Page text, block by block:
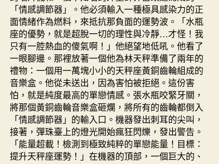
「情感調節器」。他必須輸入一種極具感染力的正
面情緒作為燃料，來抵抗那負面的運勢波。「水瓶
座的優勢，就是超脫一切的理性與冷靜…才怪！我
只有一腔熱血的傻氣啊！」他絕望地低吼。他看了
一眼腳邊。那裡放著一個他為林天秤準備了兩年的
禮物：一個用一萬塊小小的天秤座黃銅齒輪組成的
音樂盒。他從未送出，因為害怕被拒絕。這份害
怕，就是純度最高的單戀情感。張水瓶咬緊牙關，
將那個黃銅齒輪音樂盒砸爛，將所有的齒輪都倒入
「情感調節器」的輸入口。機器發出刺耳的尖叫，
接著，彈珠臺上的燈光開始瘋狂閃爍，發出警告。
「能量超載！檢測到極致純粹的單戀能量！目標：
提升天秤座運勢！」在機器的頂部，一個巨大的、